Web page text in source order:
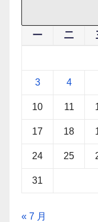
一 二
3 4
10 11
17 18
24 25
31
« 7 月